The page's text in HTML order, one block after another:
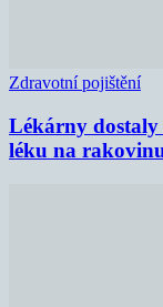
Zdravotní pojištění
Lékárny dostaly
léku na